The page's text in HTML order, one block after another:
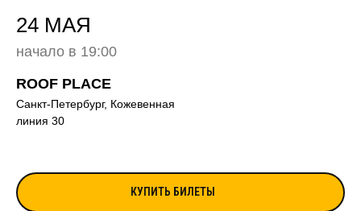
24 МАЯ
начало в 19:00
ROOF PLACE
Санкт-Петербург, Кожевенная
линия 30
КУПИТЬ БИЛЕТЫ